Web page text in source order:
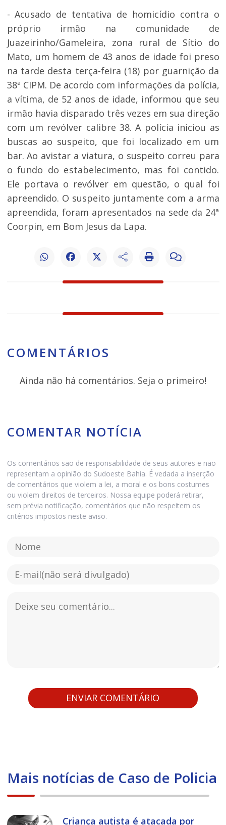
- Acusado de tentativa de homicídio contra o
próprio irmão na comunidade de
Juazeirinho/Gameleira, zona rural de Sítio do
Mato, um homem de 43 anos de idade foi preso
na tarde desta terça-feira (18) por guarnição da
38ª CIPM. De acordo com informações da polícia,
a vítima, de 52 anos de idade, informou que seu
irmão havia disparado três vezes em sua direção
com um revólver calibre 38. A polícia iniciou as
buscas ao suspeito, que foi localizado em um
bar. Ao avistar a viatura, o suspeito correu para
o fundo do estabelecimento, mas foi contido.
Ele portava o revólver em questão, o qual foi
apreendido. O suspeito juntamente com a arma
apreendida, foram apresentados na sede da 24ª
Coorpin, em Bom Jesus da Lapa.
COMENTÁRIOS
Ainda não há comentários. Seja o primeiro!
COMENTAR NOTÍCIA
Os comentários são de responsabilidade de seus autores e não
representam a opinião do Sudoeste Bahia. É vedada a inserção
de comentários que violem a lei, a moral e os bons costumes
ou violem direitos de terceiros. Nossa equipe poderá retirar,
sem prévia notificação, comentários que não respeitem os
critérios impostos neste aviso.
Mais notícias de Caso de Policia
Criança autista é atacada por